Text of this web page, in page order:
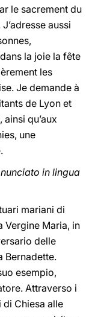
le sacrement du
aussi
la joie la fête
les
Je demande à
de Lyon et
qu’aux
une
in lingua
mariani di
Vergine Maria, in
delle
Bernadette.
esempio,
Attraverso i
Chiesa alle